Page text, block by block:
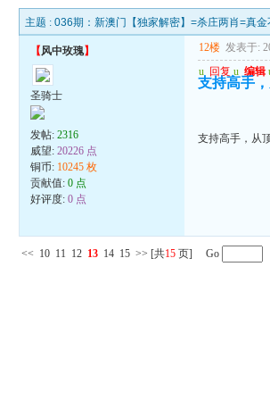
主题 :036期：新澳门【独家解密】=杀庄两肖=真金
【风中玫瑰】
圣骑士
发帖:2316
威望:20226 点
铜币: 10245 枚
贡献值:0 点
好评度:0 点
12楼 发表于:
u 回复 u 编辑
支持高手
支持高手，从
<< 10 11 12 13 14 15 >> [共15 页] Go